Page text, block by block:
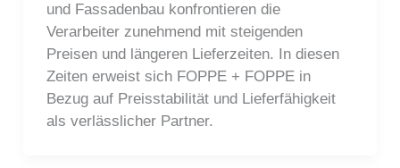
und Fassadenbau konfrontieren die
Verarbeiter zunehmend mit steigenden
Preisen und längeren Lieferzeiten. In diesen
Zeiten erweist sich FOPPE + FOPPE in
Bezug auf Preisstabilität und Lieferfähigkeit
als verlässlicher Partner.